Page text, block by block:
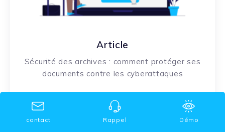
contact Rappel Démo
Article
Sécurité des archives : comment protéger ses
documents contre les cyberattaques